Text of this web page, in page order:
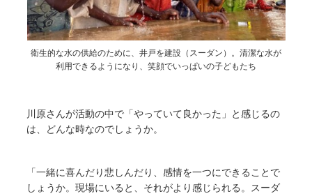
衛生的な水の供給のために、井戸を建設（スーダン）。清潔な水が
利用できるようになり、笑顔でいっぱいの子どもたち
川原さんが活動の中で「やっていて良かった」と感じるの
は、どんな時なのでしょうか。
「一緒に喜んだり悲しんだり、感情を一つにできることで
しょうか。現場にいると、それがより感じられる。スーダ